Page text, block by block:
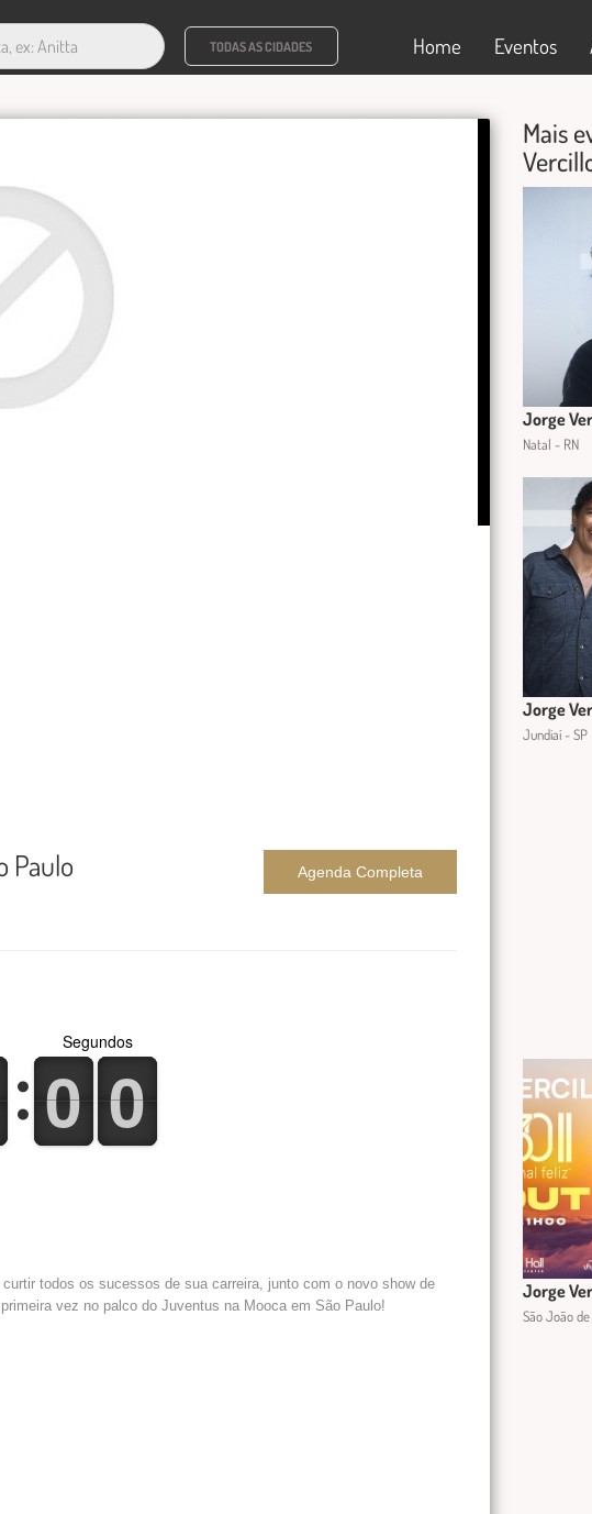
TODAS AS CIDADES Home Eventos
Paulo Agenda Completa
0
0
1
1 0
0
1
1
Segundos
todos os sucessos de sua carreira, junto com o novo show de
vez no palco do Juventus na Mooca em São Paulo!
Mais
Jorge
Natal - RN
Jorge
Jundiaí - SP
Jorge
São João